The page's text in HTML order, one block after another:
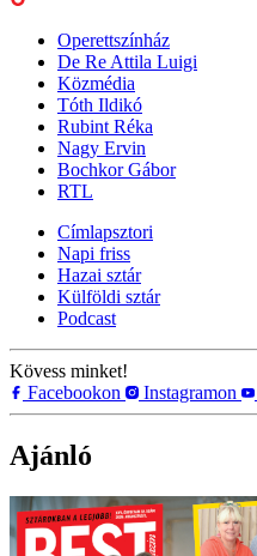
Operettszínház
De Re Attila Luigi
Közmédia
Tóth Ildikó
Rubint Réka
Nagy Ervin
Bochkor Gábor
RTL
Címlapsztori
Napi friss
Hazai sztár
Külföldi sztár
Podcast
Kövess minket!
Facebookon
Instagramon
Ajánló